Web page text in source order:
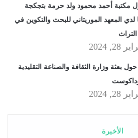
مكتبة أحمد محمود ولد حرمة بتجكجة
لدي المعهد الموريتاني للبحث والتكوين في
28, 2024
بعثة وزارة الثقافة والصناعة التقليدية
28, 2024
الأخيرة